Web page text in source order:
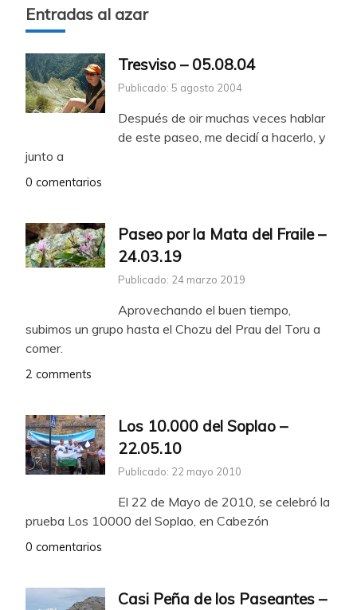
Entradas al azar
Tresviso – 05.08.04
Publicado: 5 agosto 2004
Después de oir muchas veces hablar
de este paseo, me decidí a hacerlo, y
junto a
0 comentarios
Paseo por la Mata del Fraile –
24.03.19
Publicado: 24 marzo 2019
Aprovechando el buen tiempo,
subimos un grupo hasta el Chozu del Prau del Toru a
comer.
2 comments
Los 10.000 del Soplao –
22.05.10
Publicado: 22 mayo 2010
El 22 de Mayo de 2010, se celebró la
prueba Los 10000 del Soplao, en Cabezón
0 comentarios
Casi Peña de los Paseantes –